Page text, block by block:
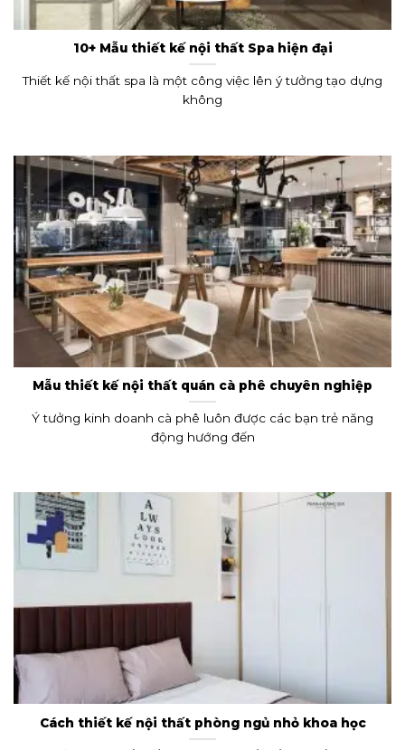
10+ Mẫu thiết kế nội thất Spa hiện đại
Thiết kế nội thất spa là một công việc lên ý tưởng tạo dựng
không
Mẫu thiết kế nội thất quán cà phê chuyên nghiệp
Ý tưởng kinh doanh cà phê luôn được các bạn trẻ năng
động hướng đến
Cách thiết kế nội thất phòng ngủ nhỏ khoa học